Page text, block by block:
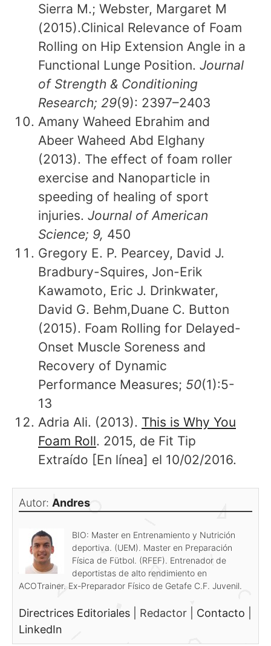
Sierra M.; Webster, Margaret M
(2015).Clinical Relevance of Foam
Rolling on Hip Extension Angle in a
Functional Lunge Position. Journal
of Strength & Conditioning
Research; 29(9): 2397–2403
Amany Waheed Ebrahim and
Abeer Waheed Abd Elghany
(2013). The effect of foam roller
exercise and Nanoparticle in
speeding of healing of sport
injuries. Journal of American
Science; 9, 450
Gregory E. P. Pearcey, David J.
Bradbury-Squires, Jon-Erik
Kawamoto, Eric J. Drinkwater,
David G. Behm,Duane C. Button
(2015). Foam Rolling for Delayed-
Onset Muscle Soreness and
Recovery of Dynamic
Performance Measures; 50(1):5-
13
Adria Ali. (2013). This is Why You
Foam Roll. 2015, de Fit Tip
Extraído [En línea] el 10/02/2016.
Autor: Andres
BIO: Master en Entrenamiento y Nutrición
deportiva. (UEM). Master en Preparación
Física de Fütbol. (RFEF). Entrenador de
deportistas de alto rendimiento en
ACOTrainer. Ex-Preparador Físico de Getafe C.F. Juvenil.
Directrices Editoriales Redactor Contacto
LinkedIn